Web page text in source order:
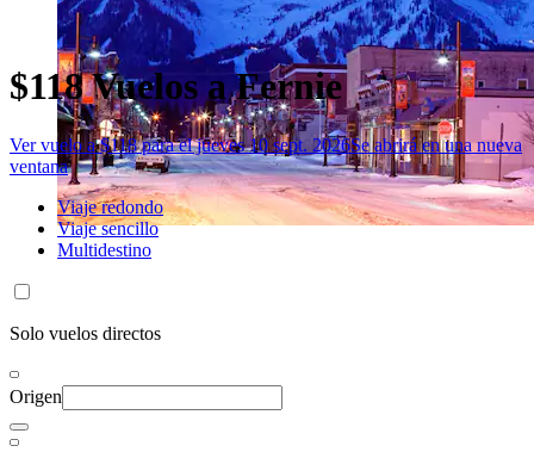
$118 Vuelos a Fernie
Ver vuelo a $118 para el jueves 10 sept. 2026Se abrirá en una nueva
ventana
Viaje redondo
Viaje sencillo
Multidestino
Solo vuelos directos
Origen